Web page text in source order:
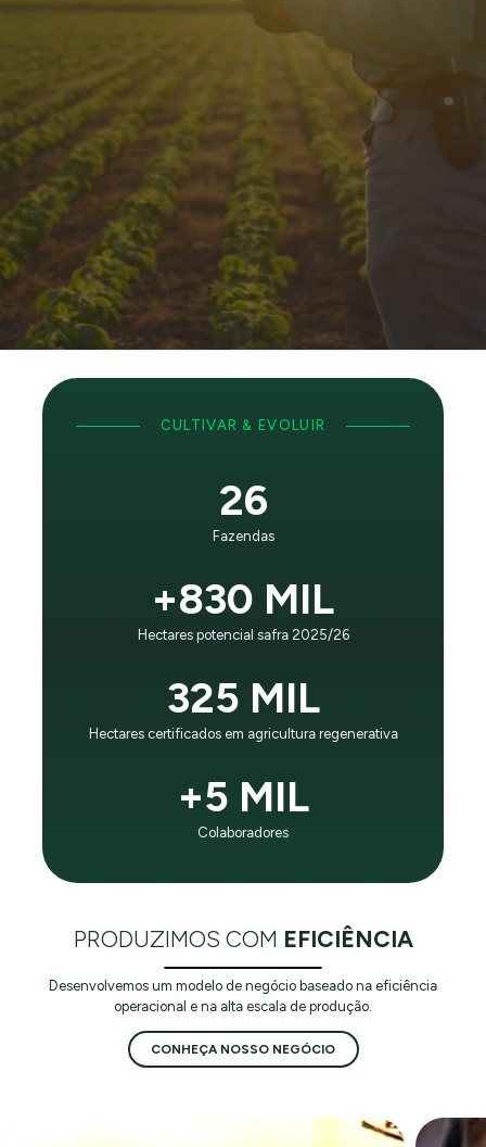
NOSSO
SONHO GRANDE
É o princípio que guia nosso negócio e evolução:
“Impactar positivamente gerações futuras, sendo líder
mundial em eficiência no negócio agrícola e respeito
CULTIVAR & EVOLUIR
26
Fazendas
+830 MIL
Hectares potencial safra 2025/26
325 MIL
Hectares certificados em agricultura regenerativa
+5 MIL
Colaboradores
PRODUZIMOS COM EFICIÊNCIA
Desenvolvemos um modelo de negócio baseado na eficiência
operacional e na alta escala de produção.
CONHEÇA NOSSO NEGÓCIO